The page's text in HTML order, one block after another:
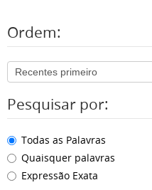
Ordem:
Pesquisar por:
Todas as Palavras
Quaisquer palavras
Expressão Exata